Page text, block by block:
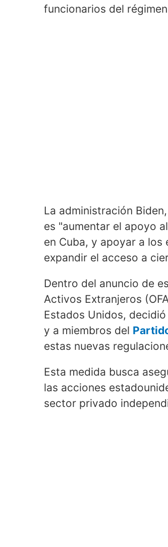
funcionarios del
La administración
es "aumentar el apoyo
en Cuba, y apoyar a
expandir el acceso a
Dentro del anuncio de
Activos Extranjeros
Estados Unidos,
y a miembros del
estas nuevas
Esta medida busca
las acciones
sector privado